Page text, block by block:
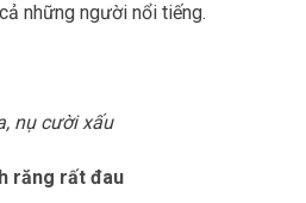
những người nổi tiếng.
nụ cười xấu
răng rất đau